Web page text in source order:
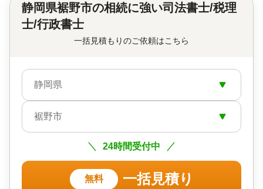
静岡県裾野市の相続に強い司法書士/税理
士/行政書士
一括見積もりのご依頼はこちら
静岡県
裾野市
24時間受付中
無料 一括見積り